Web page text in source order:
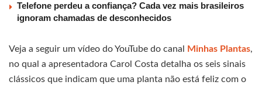
Telefone perdeu a confiança? Cada vez mais brasileiros
ignoram chamadas de desconhecidos
Veja a seguir um vídeo do YouTube do canal Minhas Plantas,
no qual a apresentadora Carol Costa detalha os seis sinais
clássicos que indicam que uma planta não está feliz com o